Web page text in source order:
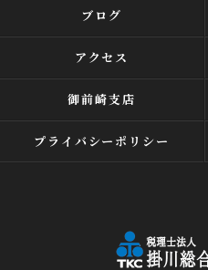
ブログ
アクセス
御前崎支店
プライバシーポリシー